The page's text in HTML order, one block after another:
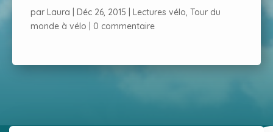
par Laura Déc 26, 2015 Lectures vélo, Tour du
monde à vélo
0 commentaire